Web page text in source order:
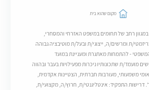
מקום שהוא בית
רחב של תחומים במשפט האזרחי והמסחרי,
ת ומרשים/ה, ייצוגי/ת ובעל/ת מוטיבציה גבוהה
- להתמחות מאתגרת ומעניינת במועד
מחפשים מועמד/ת שתכונותיו ניכרות מפעילויות בעבר ובהווה
משמעותי, מעורבות חברתית, הצטיינות אקדמית,
דרישות התפקיד: אינטליגנטי/ת, חרוץ/ה, מקצועי/ת,